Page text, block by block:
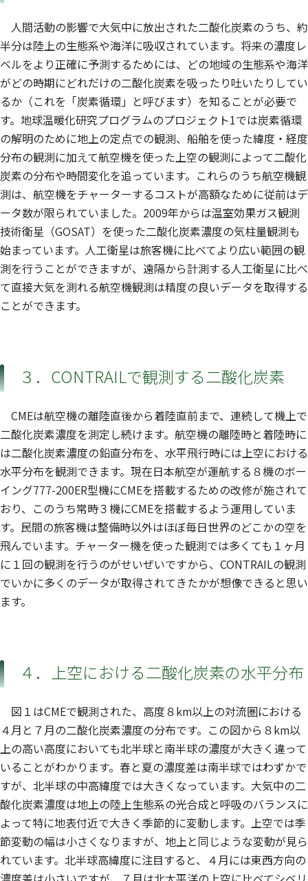
人間活動の影響で大気中に放出された二酸化炭素のうち、約
半分は陸上の生態系や海洋に吸収されています。将来の濃度レ
ベルをより正確に予測するためには、どの地域の生態系や海洋
がどの時期にどれだけの二酸化炭素を吸ったり吐いたりしてい
るか（これを「炭素循環」と呼びます）を知ることが必要で
す。地球温暖化研究プログラムのプロジェクト1では炭素循環
の解明のために地上の定点での観測、船舶を使った緯度・経度
分布の観測に加えて航空機を使った上空の観測によって二酸化
炭素の分布や時間変化を追っています。これらのうち航空機観
測は、航空機をチャーターするコストが高額なために従前はデ
ータ数が限られていました。2009年からは温室効果ガス観測
技術衛星（GOSAT）を使った二酸化炭素濃度の気柱量観測も
始まっています。人工衛星は旅客機に比べてより広い範囲の観
測を行うことができますが、遠隔から計測する人工衛星に比べ
て直接大気を測れる航空機観測は精度の良いデータを取得する
ことができます。
３．CONTRAILで観測する二酸化炭素
CMEは航空機の離陸直後から着陸直前まで、連続して機上で
二酸化炭素濃度を測定し続けます。航空機の離陸時と着陸時に
は二酸化炭素濃度の鉛直分布を、水平飛行時には上空における
水平分布を観測できます。現在日本航空が運航する８機のボー
イング777-200ER型機にCMEを搭載するための改修が施されて
おり、このうち常時３機にCMEを搭載するよう運用していま
す。民間の旅客機は整備時以外はほぼ毎日世界のどこかの空を
飛んでいます。チャーター機を使った観測では多くても１ヶ月
に１回の観測を行うのがせいぜいですから、CONTRAILの観測
でいかに多くのデータが取得されてきたかが想像できると思い
ます。
４．上空における二酸化炭素の水平分布
図１はCMEで観測された、高度８km以上の対流圏における
４月と７月の二酸化炭素濃度の分布です。この図から８km以
上の高い高度においても北半球と南半球の濃度が大きく違って
いることがわかります。春と夏の濃度差は南半球ではわずかで
すが、北半球の中高緯度では大きくなっています。大気中の二
酸化炭素濃度は地上の陸上生態系の光合成と呼吸のバランスに
よって特に地表付近で大きく季節的に変動します。上空では季
節変動の幅は小さくなりますが、地上と同じような変動が見ら
れています。北半球高緯度に注目すると、４月には東西方向の